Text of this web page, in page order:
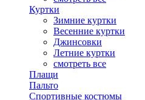
Куртки
Зимние куртки
Весенние куртки
Джинсовки
Летние куртки
смотреть все
Плащи
Пальто
Спортивные костюмы